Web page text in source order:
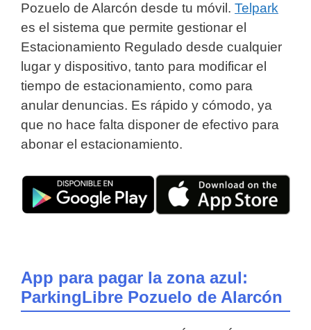
Pozuelo de Alarcón desde tu móvil. Telpark
es el sistema que permite gestionar el
Estacionamiento Regulado desde cualquier
lugar y dispositivo, tanto para modificar el
tiempo de estacionamiento, como para
anular denuncias. Es rápido y cómodo, ya
que no hace falta disponer de efectivo para
abonar el estacionamiento.
App para pagar la zona azul:
ParkingLibre Pozuelo de Alarcón